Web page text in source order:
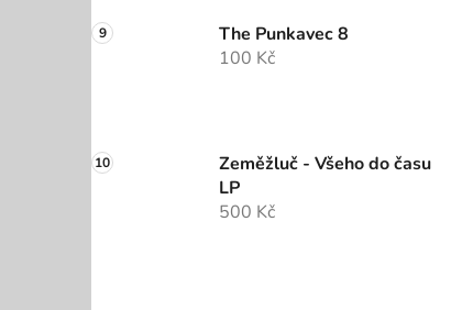
The Punkavec 8
100 Kč
Zeměžluč - Všeho do času
LP
500 Kč